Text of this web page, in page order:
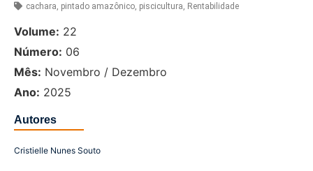
cachara, pintado amazônico, piscicultura, Rentabilidade
Volume: 22
Número: 06
Mês: Novembro / Dezembro
Ano: 2025
Autores
Cristielle Nunes Souto